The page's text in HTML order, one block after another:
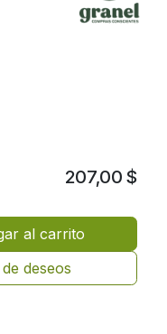
al carrito
deseos
207,00 $